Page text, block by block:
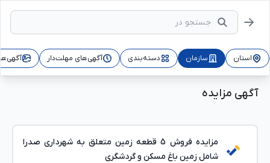
استان سازمان دسته‌بندی آگهی‌های مهلت‌دار
آگهی مزایده
مزایده فروش 5 قطعه زمین متعلق به شهرداری صدرا
شامل زمین باغ مسکن و گردشگری